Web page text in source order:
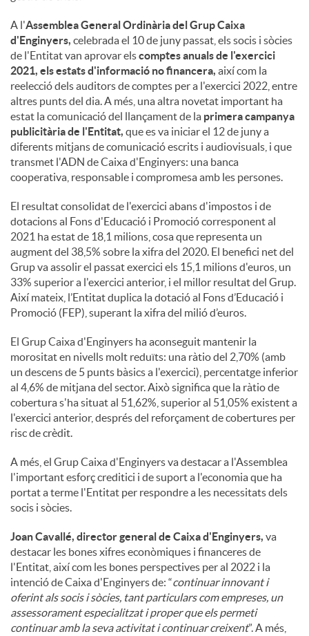
A l'Assemblea General Ordinària del Grup Caixa
d'Enginyers, celebrada el 10 de juny passat, els socis i sòcies
de l'Entitat van aprovar elscomptes anuals de l'exercici
2021, els estats d'informació no financera, així com la
reelecció dels auditors de comptes per a l'exercici 2022, entre
altres punts del dia. A més, una altra novetat important ha
estat la comunicació del llançament de la primera campanya
publicitària de l'Entitat, que es va iniciar el 12 de juny a
diferents mitjans de comunicació escrits i audiovisuals, i que
transmet l'ADN de Caixa d'Enginyers: una banca
cooperativa, responsable i compromesa amb les persones.
El resultat consolidat de l'exercici abans d'impostos i de
dotacions al Fons d'Educació i Promoció corresponent al
2021 ha estat de 18,1 milions, cosa que representa un
augment del 38,5% sobre la xifra del 2020. El benefici net del
Grup va assolir el passat exercici els 15,1 milions d'euros, un
33% superior a l'exercici anterior, i el millor resultat del Grup.
Així mateix, l’Entitat duplica la dotació al Fons d’Educació i
Promoció (FEP), superant la xifra del milió d’euros.
El Grup Caixa d'Enginyers ha aconseguit mantenir la
morositat en nivells molt reduïts: una ràtio del 2,70% (amb
un descens de 5 punts bàsics a l'exercici), percentatge inferior
al 4,6% de mitjana del sector. Això significa que la ràtio de
cobertura s'ha situat al 51,62%, superior al 51,05% existent a
l'exercici anterior, després del reforçament de cobertures per
risc de crèdit.
A més, el Grup Caixa d'Enginyers va destacar a l'Assemblea
l'important esforç creditici i de suport a l'economia que ha
portat a terme l'Entitat per respondre a les necessitats dels
socis i sòcies.
Joan Cavallé, director general de Caixa d'Enginyers, va
destacar les bones xifres econòmiques i financeres de
l'Entitat, així com les bones perspectives per al 2022 i la
intenció de Caixa d'Enginyers de: “continuar innovant i
oferint als socis i sòcies, tant particulars com empreses, un
assessorament especialitzat i proper que els permeti
continuar amb la seva activitat i continuar creixent”. A més,